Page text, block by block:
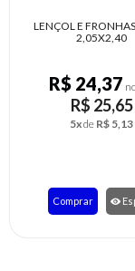
LENÇOL CASAL
R$
R$
3xdeR$
Comprar